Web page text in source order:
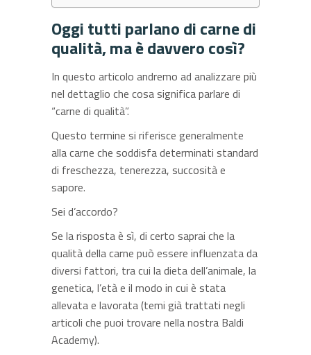
Oggi tutti parlano di carne di
qualità, ma è davvero così?
In questo articolo andremo ad analizzare più
nel dettaglio che cosa significa parlare di
“carne di qualità”.
Questo termine si riferisce generalmente
alla carne che soddisfa determinati standard
di freschezza, tenerezza, succosità e
sapore.
Sei d’accordo?
Se la risposta è sì, di certo saprai che la
qualità della carne può essere influenzata da
diversi fattori, tra cui la dieta dell’animale, la
genetica, l’età e il modo in cui è stata
allevata e lavorata (temi già trattati negli
articoli che puoi trovare nella nostra Baldi
Academy).